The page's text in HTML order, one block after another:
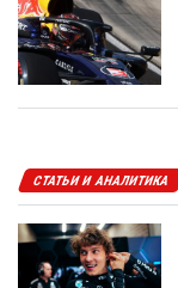
СТАТЬИ И АНАЛИТИКА